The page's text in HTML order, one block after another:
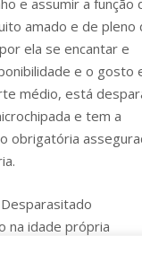
e assumir a função
amado e de pleno
ela se encantar e
e o gosto
médio, está
e tem a
obrigatória
na idade própria